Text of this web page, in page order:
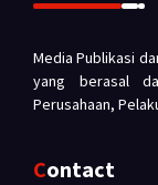
Media Publikasi
yang berasal
Perusahaan,
Contact